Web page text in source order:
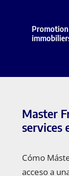
Master
services
Cómo
acceso a